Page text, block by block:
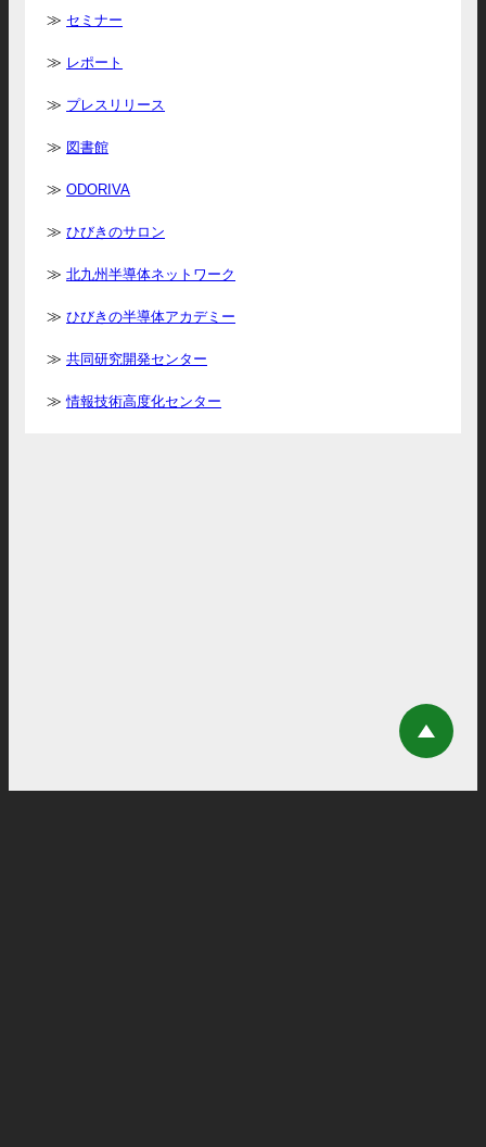
セミナー
レポート
プレスリリース
図書館
ODORIVA
ひびきのサロン
北九州半導体ネットワーク
ひびきの半導体アカデミー
共同研究開発センター
情報技術高度化センター